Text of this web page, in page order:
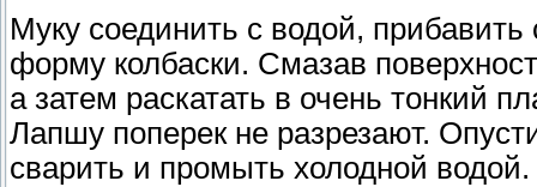
Муку соединить с водой,
форму колбаски. Смазав
а затем раскатать в очень тонкий
Лапшу поперек не разрезают.
сварить и промыть холодной водой.